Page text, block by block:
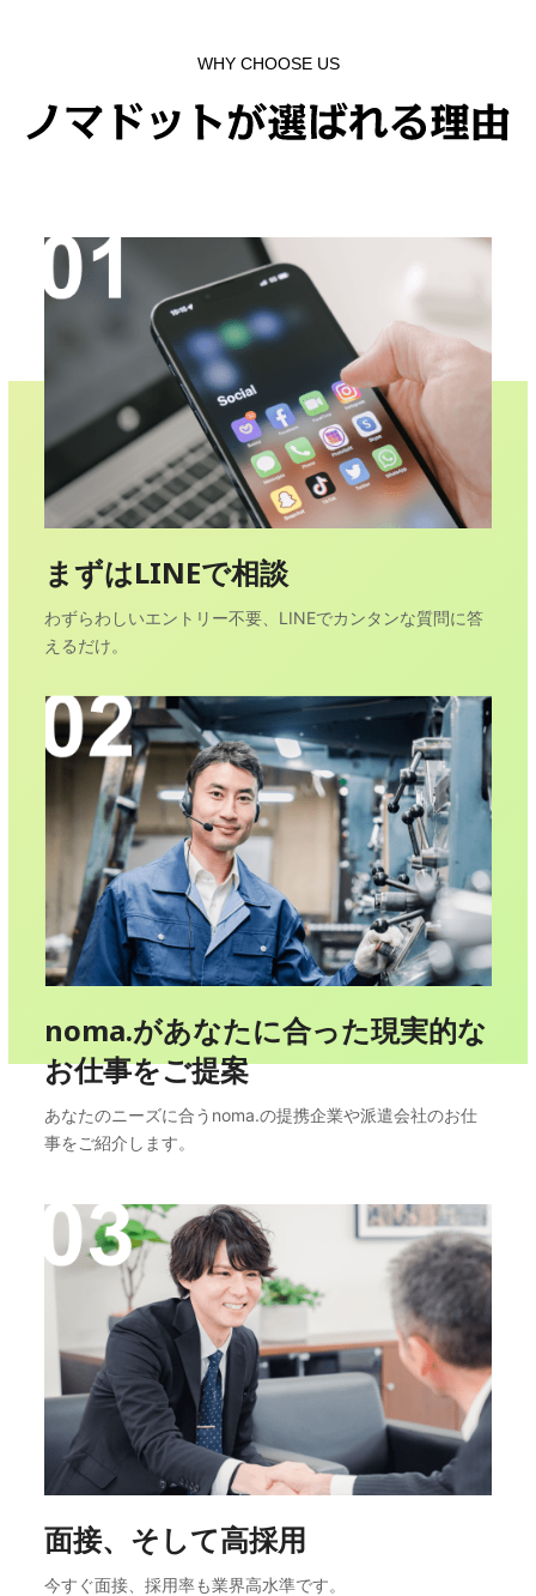
WHY CHOOSE US
まずはLINEで相談
わずらわしいエントリー不要、LINEでカンタンな質問に答
えるだけ。
noma.があなたに合った現実的な
お仕事をご提案
あなたのニーズに合うnoma.の提携企業や派遣会社のお仕
事をご紹介します。
面接、そして高採用
今すぐ面接、採用率も業界高水準です。